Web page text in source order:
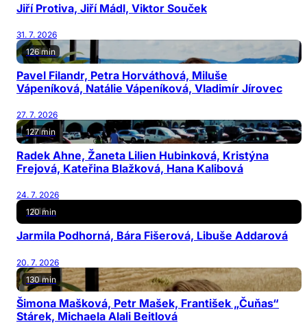
Jiří Protiva, Jiří Mádl, Viktor Souček
31. 7. 2026
126 min
Pavel Filandr, Petra Horváthová, Miluše
Vápeníková, Natálie Vápeníková, Vladimír Jírovec
27. 7. 2026
127 min
Radek Ahne, Žaneta Lilien Hubinková, Kristýna
Frejová, Kateřina Blažková, Hana Kalibová
24. 7. 2026
120 min
Jarmila Podhorná, Bára Fišerová, Libuše Addarová
20. 7. 2026
130 min
Šimona Mašková, Petr Mašek, František „Čuňas“
Stárek, Michaela Alali Beitlová